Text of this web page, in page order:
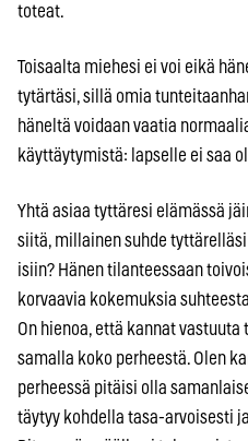
toteat.
Toisaalta miehesi ei voi eikä
tytärtäsi, sillä omia
häneltä voidaan vaatia
käyttäytymistä: lapselle ei saa
Yhtä asiaa tyttäresi elämässä
siitä, millainen suhde
isiin? Hänen tilanteessaan
korvaavia kokemuksia
On hienoa, että kannat
samalla koko perheestä. Olen
perheessä pitäisi olla
täytyy kohdella tasa-arvoisesti